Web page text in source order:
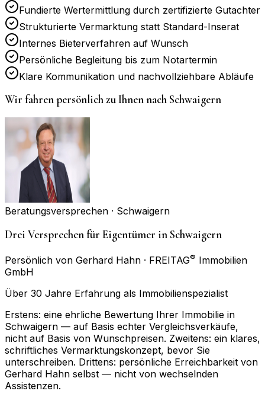
Fundierte Wertermittlung durch zertifizierte Gutachter
Strukturierte Vermarktung statt Standard-Inserat
Internes Bieterverfahren auf Wunsch
Persönliche Begleitung bis zum Notartermin
Klare Kommunikation und nachvollziehbare Abläufe
Wir fahren persönlich zu Ihnen nach Schwaigern
Beratungsversprechen · Schwaigern
Drei Versprechen für Eigentümer in Schwaigern
Persönlich von Gerhard Hahn · FREITAG® Immobilien
GmbH
Über 30 Jahre Erfahrung als Immobilienspezialist
Erstens: eine ehrliche Bewertung Ihrer Immobilie in
Schwaigern — auf Basis echter Vergleichsverkäufe,
nicht auf Basis von Wunschpreisen. Zweitens: ein klares,
schriftliches Vermarktungskonzept, bevor Sie
unterschreiben. Drittens: persönliche Erreichbarkeit von
Gerhard Hahn selbst — nicht von wechselnden
Assistenzen.